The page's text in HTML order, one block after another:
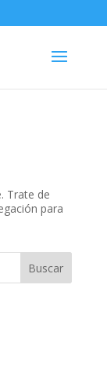
Trate de
para